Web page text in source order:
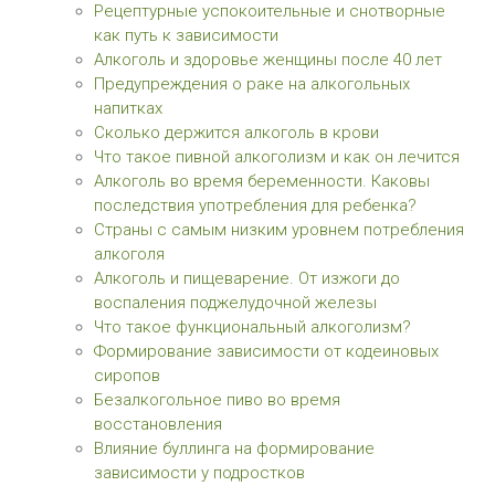
Рецептурные успокоительные и снотворные
как путь к зависимости
Алкоголь и здоровье женщины после 40 лет
Предупреждения о раке на алкогольных
напитках
Сколько держится алкоголь в крови
Что такое пивной алкоголизм и как он лечится
Алкоголь во время беременности. Каковы
последствия употребления для ребенка?
Страны с самым низким уровнем потребления
алкоголя
Алкоголь и пищеварение. От изжоги до
воспаления поджелудочной железы
Что такое функциональный алкоголизм?
Формирование зависимости от кодеиновых
сиропов
Безалкогольное пиво во время
восстановления
Влияние буллинга на формирование
зависимости у подростков